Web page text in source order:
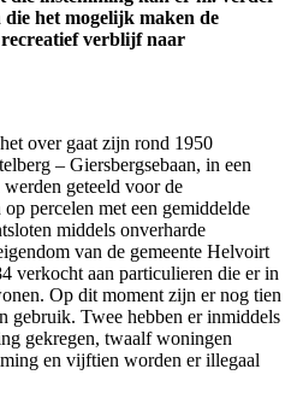
het mogelijk maken de
recreatief verblijf naar
over gaat zijn rond 1950
– Giersbergsebaan, in een
geteeld voor de
percelen met een gemiddelde
middels onverharde
van de gemeente Helvoirt
verkocht aan particulieren die er in
Op dit moment zijn er nog tien
gebruik. Twee hebben er inmiddels
gekregen, twaalf woningen
en vijftien worden er illegaal